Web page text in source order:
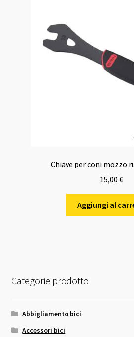
Chiave per coni mozzo
15,00 €
Aggiungi al
Categorie prodotto
Abbigliamento bici
Accessori bici